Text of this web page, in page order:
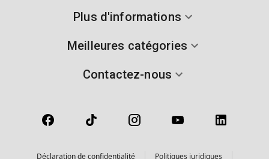
Plus d'informations
Meilleures catégories
Contactez-nous
Déclaration de confidentialité Politiques juridiques